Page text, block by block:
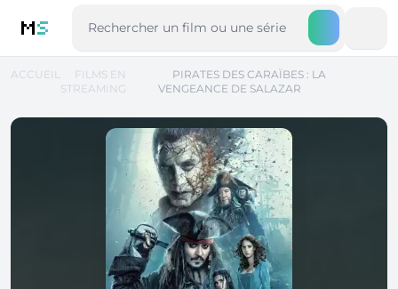
MS
ACCUEIL
FILMS EN
STREAMING
PIRATES DES CARAÏBES : LA
VENGEANCE DE SALAZAR